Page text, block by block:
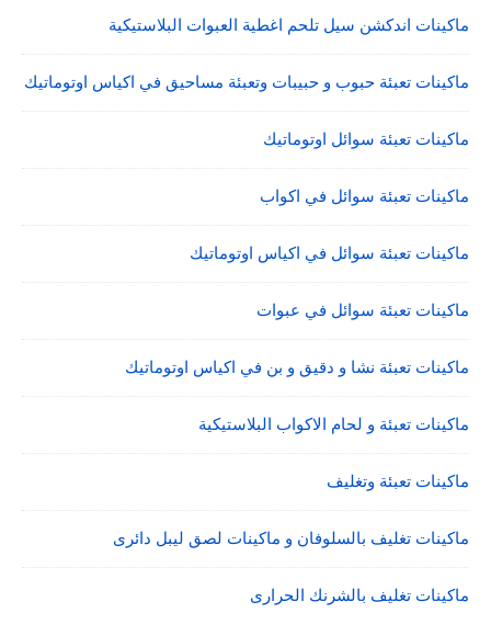
ماكينات اندكشن سيل تلحم اغطية العبوات البلاستيكية
ماكينات تعبئة حبوب و حبيبات وتعبئة مساحيق في اكياس اوتوماتيك
ماكينات تعبئة سوائل اوتوماتيك
ماكينات تعبئة سوائل في اكواب
ماكينات تعبئة سوائل في اكياس اوتوماتيك
ماكينات تعبئة سوائل في عبوات
ماكينات تعبئة نشا و دقيق و بن في اكياس اوتوماتيك
ماكينات تعبئة و لحام الاكواب البلاستيكية
ماكينات تعبئة وتغليف
ماكينات تغليف بالسلوفان و ماكينات لصق ليبل دائرى
ماكينات تغليف بالشرنك الحرارى